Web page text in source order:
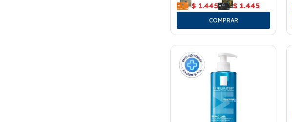
$ 1.445 $ 1.445